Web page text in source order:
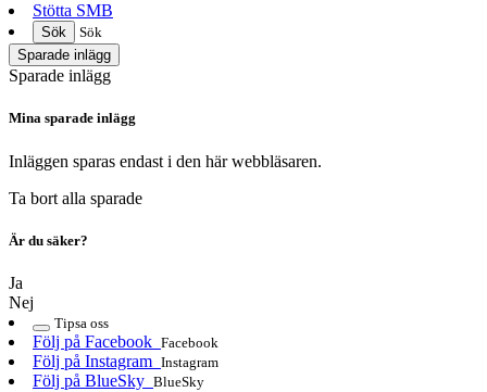
Stötta SMB
Sök
Sök
Sparade inlägg
Sparade inlägg
Mina sparade inlägg
Inläggen sparas endast i den här webbläsaren.
Ta bort alla sparade
Är du säker?
Ja
Nej
Tipsa oss
Följ på Facebook Facebook
Följ på Instagram Instagram
Följ på BlueSky BlueSky